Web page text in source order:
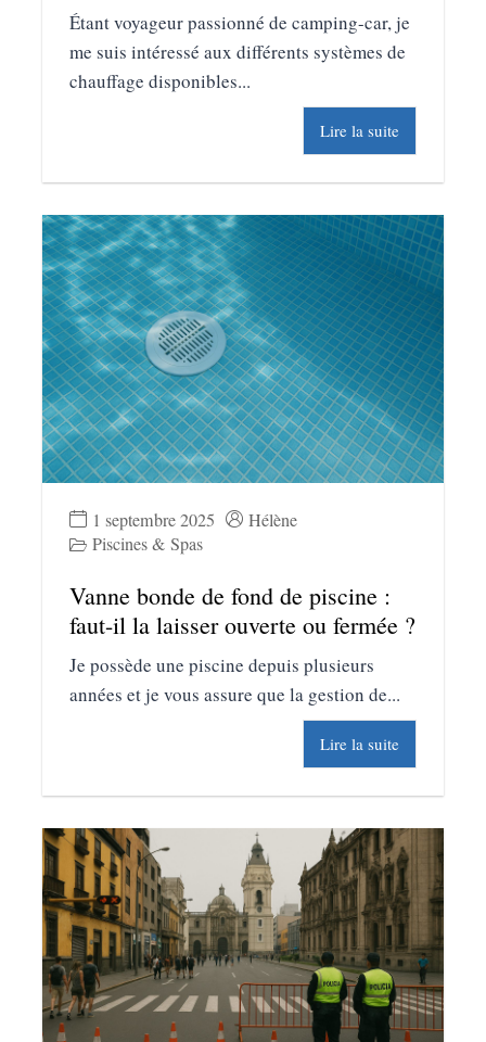
Étant voyageur passionné de camping-car, je
me suis intéressé aux différents systèmes de
chauffage disponibles...
Lire la suite
1 septembre 2025
Hélène
Piscines & Spas
Vanne bonde de fond de piscine :
faut-il la laisser ouverte ou fermée ?
Je possède une piscine depuis plusieurs
années et je vous assure que la gestion de...
Lire la suite